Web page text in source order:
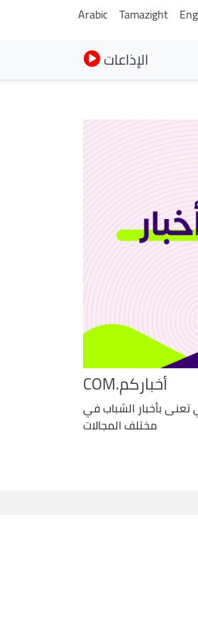
Arabic Tamazight
الإذاعات
أخباركم.COM
تعنى بأخبار الشباب في
مختلف المجالات